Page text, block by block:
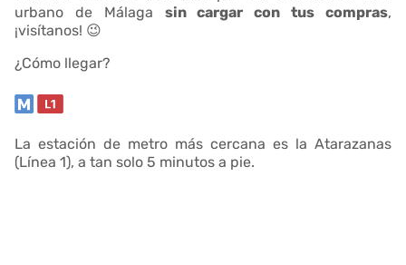
urbano de Málaga sin cargar con tus compras,
¡visítanos! 😉
¿Cómo llegar?
La estación de metro más cercana es la Atarazanas
(Línea 1), a tan solo 5 minutos a pie.